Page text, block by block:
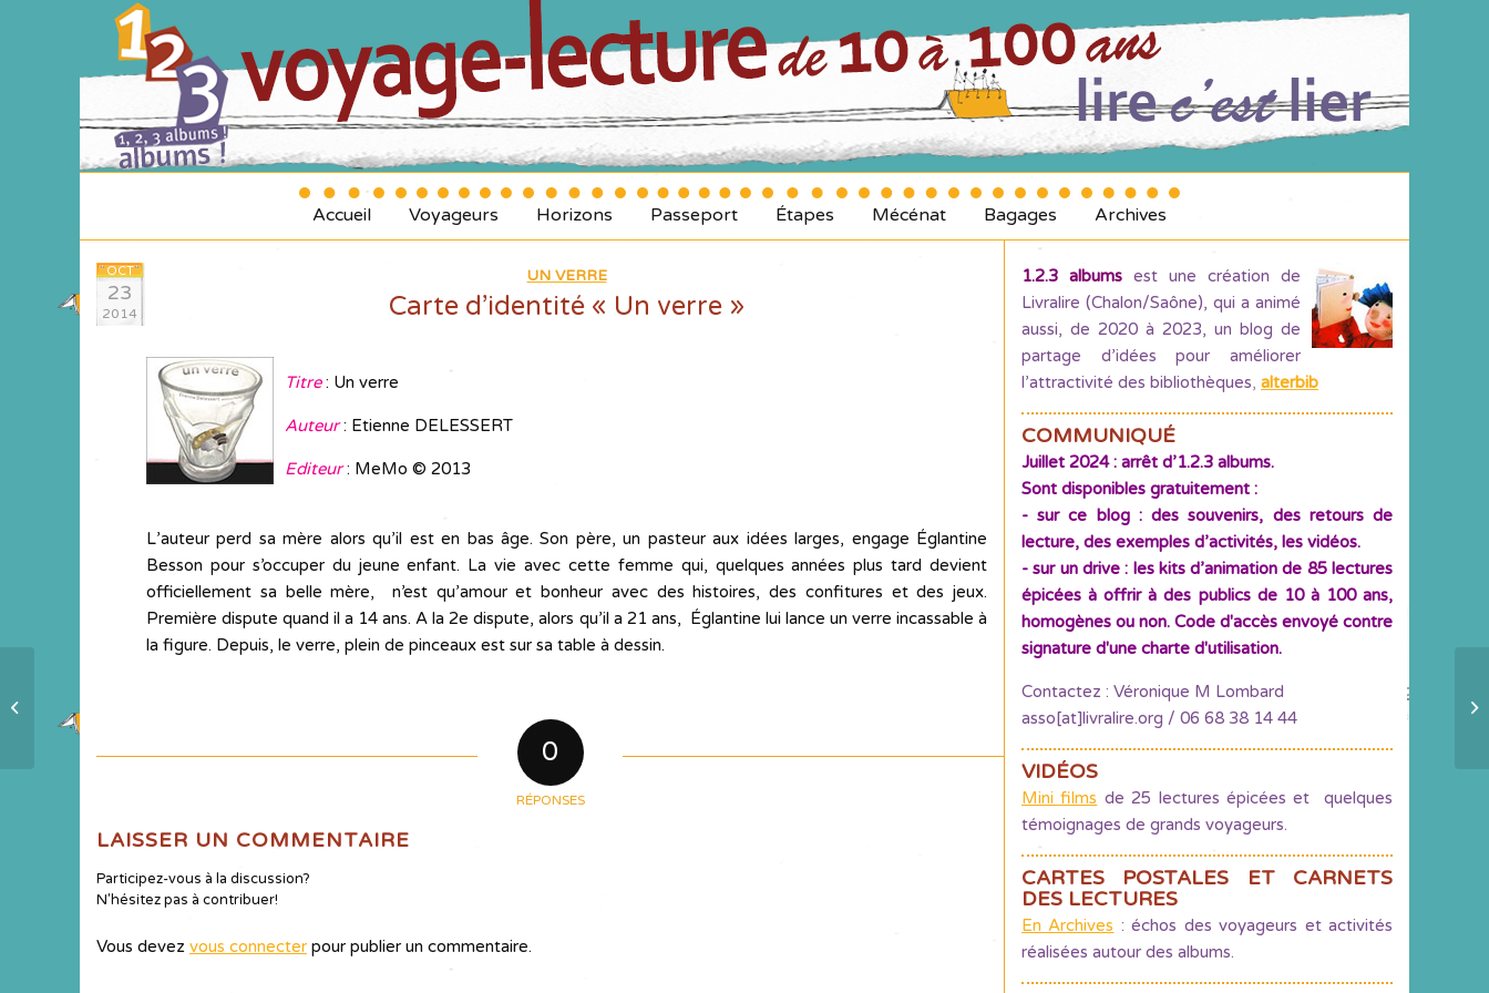
Accueil Voyageurs Horizons Passeport Étapes Mécénat Bagages Archives
OCT
23
2014
UN VERRE
Carte d’identité « Un verre »
Titre: Un verre
Auteur: Etienne DELESSERT
Editeur: MeMo © 2013
L’auteur perd sa mère alors qu’il est en bas âge. Son père, un pasteur aux idées larges, engage Églantine
Besson pour s’occuper du jeune enfant. La vie avec cette femme qui, quelques années plus tard devient
officiellement sa belle mère, n’est qu’amour et bonheur avec des histoires, des confitures et des jeux.
Première dispute quand il a 14 ans. A la 2e dispute, alors qu’il a 21 ans, Églantine lui lance un verre incassable à
la figure. Depuis, le verre, plein de pinceaux est sur sa table à dessin.
0
RÉPONSES
LAISSER UN COMMENTAIRE
Participez-vous à la discussion?
N'hésitez pas à contribuer!
Vous devez vous connecter pour publier un commentaire.
1.2.3 albums est une création de
Livralire (Chalon/Saône), qui a animé
aussi, de 2020 à 2023, un blog de
partage d’idées pour améliorer
l’attractivité des bibliothèques, alterbib
COMMUNIQUÉ
Juillet 2024 : arrêt d’1.2.3 albums.
Sont disponibles gratuitement :
- sur ce blog : des souvenirs, des retours de
lecture, des exemples d’activités, les vidéos.
- sur un drive : les kits d’animation de 85 lectures
épicées à offrir à des publics de 10 à 100 ans,
homogènes ou non. Code d'accès envoyé contre
signature d'une charte d'utilisation.
Contactez : Véronique M Lombard
asso[at]livralire.org / 06 68 38 14 44
VIDÉOS
Mini films de 25 lectures épicées et quelques
témoignages de grands voyageurs.
CARTES POSTALES ET CARNETS
DES LECTURES
En Archives : échos des voyageurs et activités
réalisées autour des albums.